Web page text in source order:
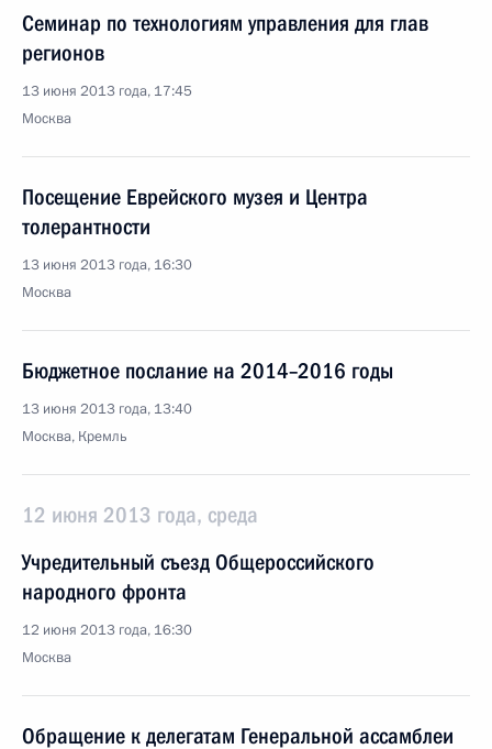
Семинар по технологиям управления для глав
регионов
13 июня 2013 года, 17:45
Москва
Посещение Еврейского музея и Центра
толерантности
13 июня 2013 года, 16:30
Москва
Бюджетное послание на 2014–2016 годы
13 июня 2013 года, 13:40
Москва, Кремль
12 июня 2013 года, среда
Учредительный съезд Общероссийского
народного фронта
12 июня 2013 года, 16:30
Москва
Обращение к делегатам Генеральной ассамблеи